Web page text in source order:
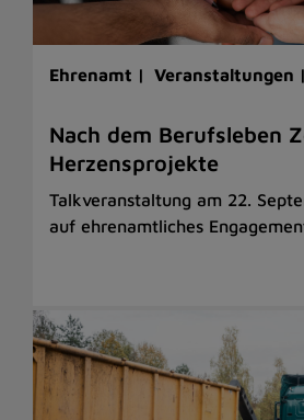
Ehrenamt | Veranstaltungen |
Nach dem Berufsleben
Herzensprojekte
Talkveranstaltung am 22.
auf ehrenamtliches